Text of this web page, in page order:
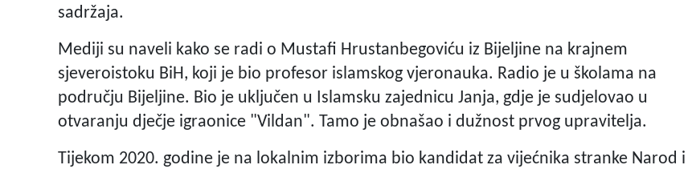
sadržaja.
Mediji su naveli kako se radi o Mustafi Hrustanbegoviću iz Bijeljine na krajnem
sjeveroistoku BiH, koji je bio profesor islamskog vjeronauka. Radio je u školama na
području Bijeljine. Bio je uključen u Islamsku zajednicu Janja, gdje je sudjelovao u
otvaranju dječje igraonice "Vildan". Tamo je obnašao i dužnost prvog upravitelja.
Tijekom 2020. godine je na lokalnim izborima bio kandidat za vijećnika stranke Narod i